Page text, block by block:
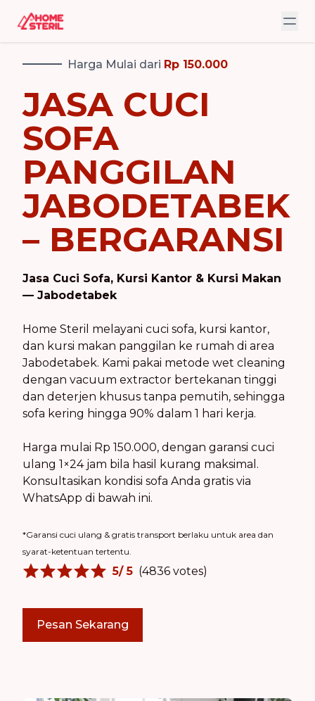
Harga Mulai dari Rp 150.000
JASA CUCI
SOFA
PANGGILAN
JABODETABEK
– BERGARANSI
Jasa Cuci Sofa, Kursi Kantor & Kursi Makan
— Jabodetabek
Home Steril melayani cuci sofa, kursi kantor,
dan kursi makan panggilan ke rumah di area
Jabodetabek. Kami pakai metode wet cleaning
dengan vacuum extractor bertekanan tinggi
dan deterjen khusus tanpa pemutih, sehingga
sofa kering hingga 90% dalam 1 hari kerja.
Harga mulai Rp 150.000, dengan garansi cuci
ulang 1×24 jam bila hasil kurang maksimal.
Konsultasikan kondisi sofa Anda gratis via
WhatsApp di bawah ini.
*Garansi cuci ulang & gratis transport berlaku untuk area dan
syarat-ketentuan tertentu.
5/ 5 (4836 votes)
Pesan Sekarang